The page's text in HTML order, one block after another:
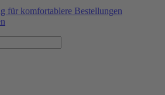
für komfortablere Bestellungen